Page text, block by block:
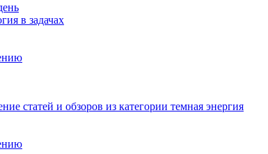
в задачах
статей и обзоров из категории темная энергия